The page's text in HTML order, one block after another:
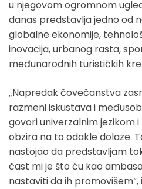
u njegovom ogromnom
danas predstavlja jedno od
globalne ekonomije,
inovacija, urbanog rasta,
međunarodnih turističkih
„Napredak čovečanstva
razmeni iskustava i
govori univerzalnim jezikom
obzira na to odakle dolaze.
nastojao da predstavljam
čast mi je što ću kao
nastaviti da ih promovišem“,